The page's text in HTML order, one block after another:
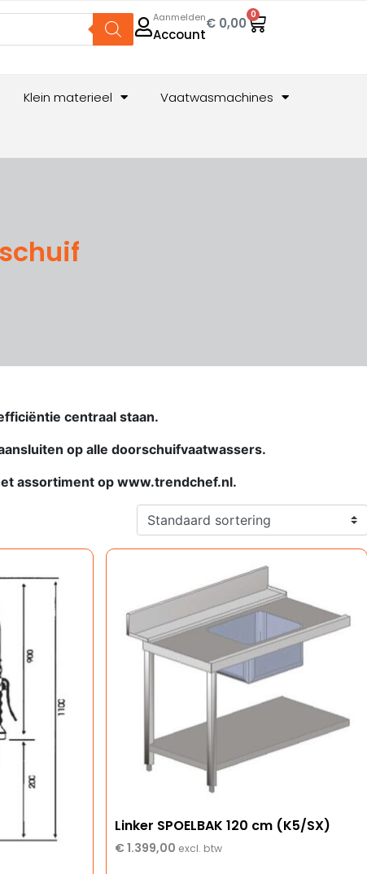
Aanmelden
Account
€ 0,00
0
Klein materieel Vaatwasmachines
centraal staan.
op alle doorschuifvaatwassers.
assortiment op www.trendchef.nl.
Linker SPOELBAK 120 cm (K5/SX)
€1.399,00 excl. btw